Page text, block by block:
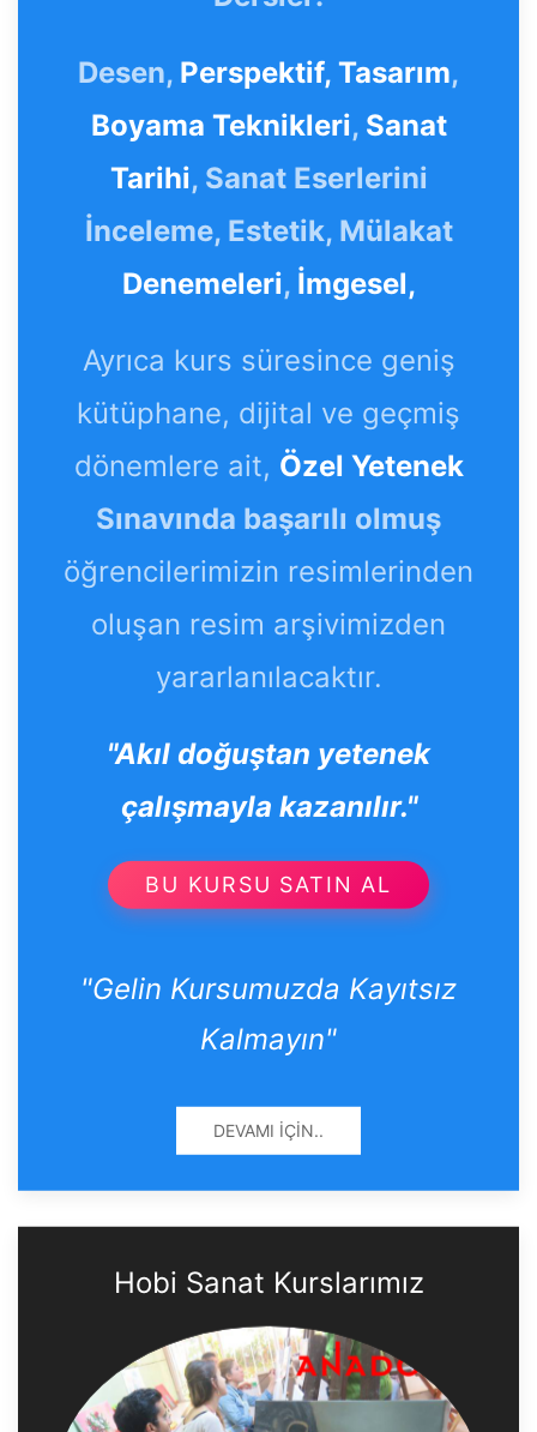
Desen, Perspektif, Tasarım,
Boyama Teknikleri, Sanat
Tarihi, Sanat Eserlerini
İnceleme, Estetik, Mülakat
Denemeleri, İmgesel,
Ayrıca kurs süresince geniş
kütüphane, dijital ve geçmiş
dönemlere ait, Özel Yetenek
Sınavında başarılı olmuş
öğrencilerimizin resimlerinden
oluşan resim arşivimizden
yararlanılacaktır.
"Akıl doğuştan yetenek
çalışmayla kazanılır."
BU KURSU SATIN AL
"Gelin Kursumuzda Kayıtsız
Kalmayın"
DEVAMI İÇIN..
Hobi Sanat Kurslarımız